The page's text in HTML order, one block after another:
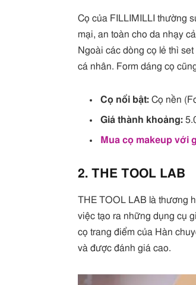
Cọ của FILLIMILLI thường
mại, an toàn cho da nhạy
Ngoài các dòng cọ lẻ thì
cá nhân. Form dáng cọ
Cọ nổi bật: Cọ nền
Giá thành khoảng:
Mua cọ makeup với
2. THE TOOL LAB
THE TOOL LAB là thương
việc tạo ra những dụng cụ
cọ trang điểm của Hàn
và được đánh giá cao.